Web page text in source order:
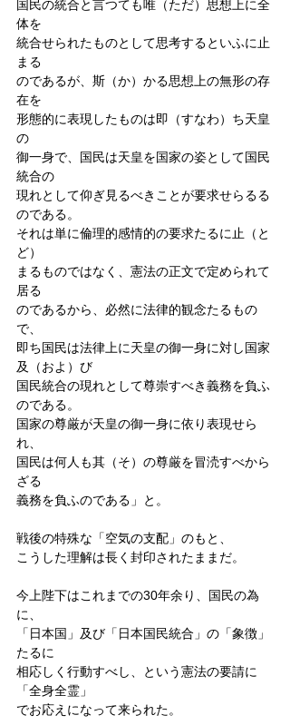
国民の統合と言つても唯（ただ）思想上に全
体を
統合せられたものとして思考するといふに止
まる
のであるが、斯（か）かる思想上の無形の存
在を
形態的に表現したものは即（すなわ）ち天皇
の
御一身で、国民は天皇を国家の姿として国民
統合の
現れとして仰ぎ見るべきことが要求せらるる
のである。
それは単に倫理的感情的の要求たるに止（と
ど）
まるものではなく、憲法の正文で定められて
居る
のであるから、必然に法律的観念たるもの
で、
即ち国民は法律上に天皇の御一身に対し国家
及（およ）び
国民統合の現れとして尊崇すべき義務を負ふ
のである。
国家の尊厳が天皇の御一身に依り表現せら
れ、
国民は何人も其（そ）の尊厳を冒涜すべから
ざる
義務を負ふのである」と。
戦後の特殊な「空気の支配」のもと、
こうした理解は長く封印されたままだ。
今上陛下はこれまでの30年余り、国民の為
に、
「日本国」及び「日本国民統合」の「象徴」
たるに
相応しく行動すべし、という憲法の要請に
「全身全霊」
でお応えになって来られた。